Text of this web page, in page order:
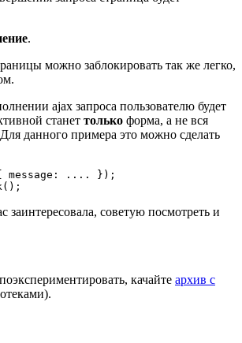
.
можно заблокировать так же легко,
ajax запроса пользователю будет
станет только форма, а не вся
данного примера это можно сделать
message: .... });
заинтересовала, советую посмотреть и
качайте архив с